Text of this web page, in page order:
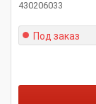
430206033
Под заказ